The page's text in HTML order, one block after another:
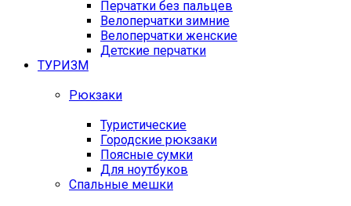
Перчатки без пальцев
Велоперчатки зимние
Велоперчатки женские
Детские перчатки
ТУРИЗМ
Рюкзаки
Туристические
Городские рюкзаки
Поясные сумки
Для ноутбуков
Спальные мешки